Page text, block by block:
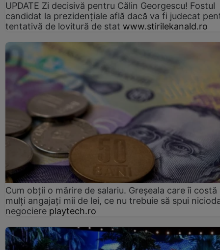
UPDATE Zi decisivă pentru Călin Georgescu! Fostul
candidat la prezidențiale află dacă va fi judecat
tentativă de lovitură de stat www.stirilekanald.ro
Cum obții o mărire de salariu. Greșeala care îi costă
mulți angajați mii de lei, ce nu trebuie să spui
negociere playtech.ro